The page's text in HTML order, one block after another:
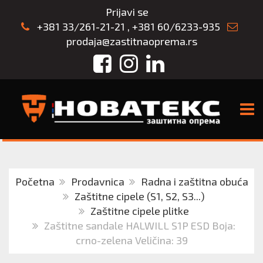
Prijavi se
+381 33/261-21-21 , +381 60/6233-935
prodaja@zastitnaoprema.rs
FacebookInstagram
LinkedIn
Početna Prodavnica
Radna i zaštitna obuća
Zaštitne cipele (S1, S2, S3...)
Zaštitne cipele plitke
Zaštitne sandale HALWILL S1P ESD Boja:
crno-zelena Veličina: 39